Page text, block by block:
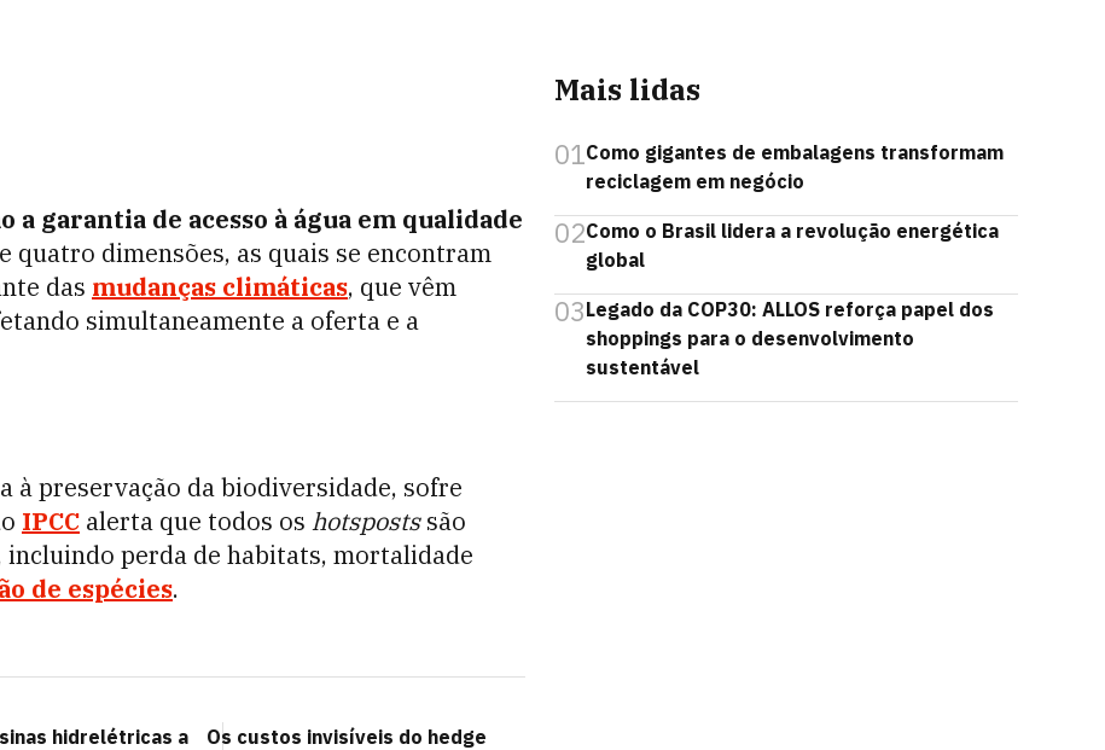
garantia de acesso à água em qualidade
quatro dimensões, as quais se encontram
das mudanças climáticas, que vêm
simultaneamente a oferta e a
à preservação da biodiversidade, sofre
IPCC alerta que todos os hotspostssão
perda de habitats, mortalidade
de espécies.
hidrelétricas a
Os custos invisíveis do hedge
Mais lidas
01Como gigantes de embalagens transformam
reciclagem em negócio
02Como o Brasil lidera a revolução energética
global
03Legado da COP30: ALLOS reforça papel dos
shoppings para o desenvolvimento
sustentável